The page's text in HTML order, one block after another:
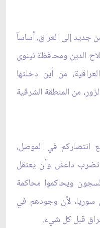
إلى العراق، أساساً
الدين ومحافظة نينوى
من أين دخلتها
من المنطقة الشرقية
انتصاركم في الموصل،
تضرب داعش وأن يعتقل
ويحاكموا محاكمة
سوريا، لأن وجودهم في
قبل كل شيء.